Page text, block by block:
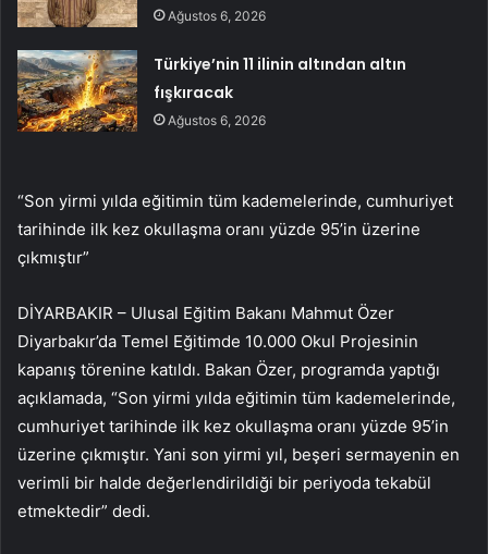
Ağustos 6, 2026
Türkiye’nin 11 ilinin altından altın
fışkıracak
Ağustos 6, 2026
“Son yirmi yılda eğitimin tüm kademelerinde, cumhuriyet
tarihinde ilk kez okullaşma oranı yüzde 95’in üzerine
çıkmıştır”
DİYARBAKIR – Ulusal Eğitim Bakanı Mahmut Özer
Diyarbakır’da Temel Eğitimde 10.000 Okul Projesinin
kapanış törenine katıldı. Bakan Özer, programda yaptığı
açıklamada, “Son yirmi yılda eğitimin tüm kademelerinde,
cumhuriyet tarihinde ilk kez okullaşma oranı yüzde 95’in
üzerine çıkmıştır. Yani son yirmi yıl, beşeri sermayenin en
verimli bir halde değerlendirildiği bir periyoda tekabül
etmektedir” dedi.